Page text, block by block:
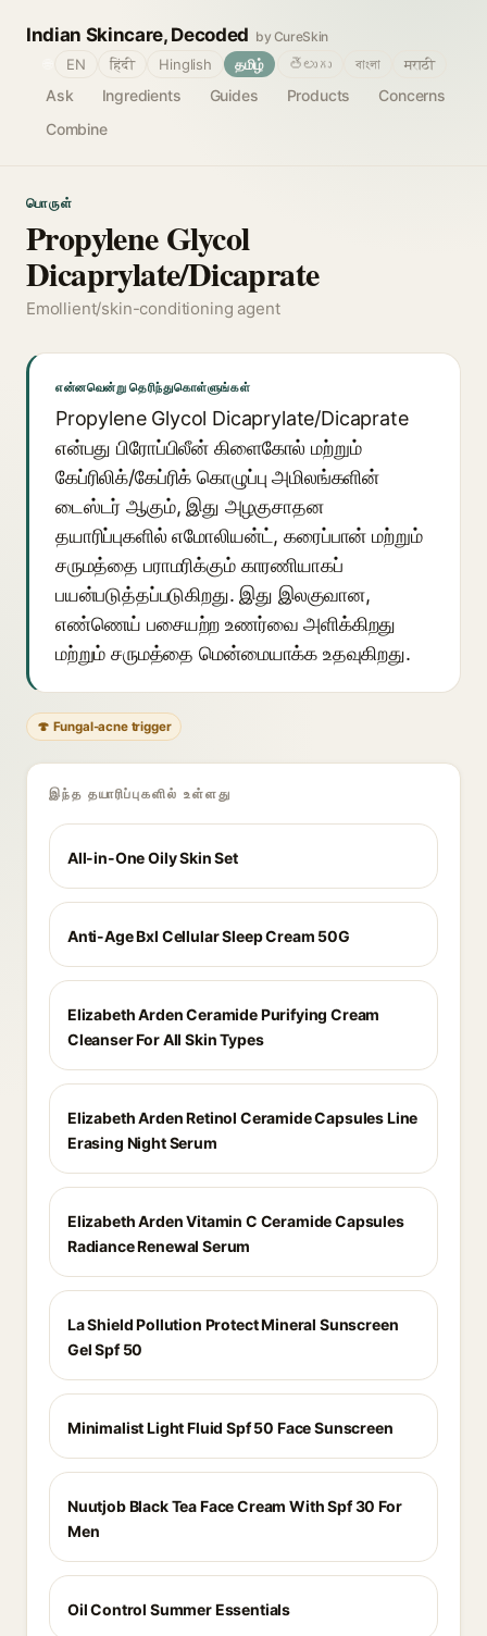
Indian Skincare, Decoded by CureSkin
Ask Ingredients Guides Products
Concerns
Combine
EN हिंदी Hinglish தமிழ் తెలుగు বাংলা मराठी
பொருள்
Propylene Glycol
Dicaprylate/Dicaprate
Emollient/skin-conditioning agent
என்னவென்று தெரிந்துகொள்ளுங்கள்
Propylene Glycol Dicaprylate/Dicaprate
என்பது பிரோப்பிலீன் கிளைகோல் மற்றும்
கேப்ரிலிக்/கேப்ரிக் கொழுப்பு அமிலங்களின்
டைஸ்டர் ஆகும், இது அழகுசாதன
தயாரிப்புகளில் எமோலியன்ட், கரைப்பான் மற்றும்
சருமத்தை பராமரிக்கும் காரணியாகப்
பயன்படுத்தப்படுகிறது. இது இலகுவான,
எண்ணெய் பசையற்ற உணர்வை அளிக்கிறது
மற்றும் சருமத்தை மென்மையாக்க உதவுகிறது.
🍄 Fungal-acne trigger
இந்த தயாரிப்புகளில் உள்ளது
All-in-One Oily Skin Set
Anti-Age Bxl Cellular Sleep Cream 50G
Elizabeth Arden Ceramide Purifying Cream
Cleanser For All Skin Types
Elizabeth Arden Retinol Ceramide Capsules Line
Erasing Night Serum
Elizabeth Arden Vitamin C Ceramide Capsules
Radiance Renewal Serum
La Shield Pollution Protect Mineral Sunscreen
Gel Spf 50
Minimalist Light Fluid Spf 50 Face Sunscreen
Nuutjob Black Tea Face Cream With Spf 30 For
Men
Oil Control Summer Essentials